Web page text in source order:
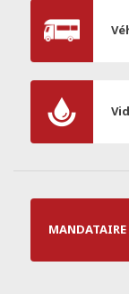
MANDATAIRE